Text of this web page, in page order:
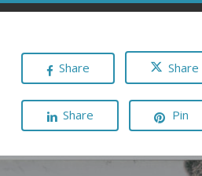
Share Share
Share Pin